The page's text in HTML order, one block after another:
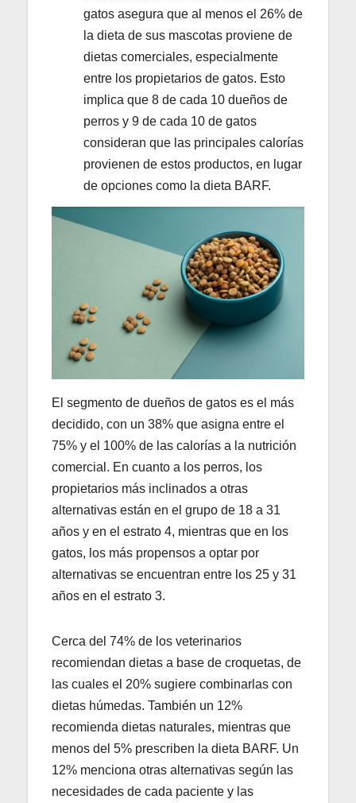
gatos asegura que al menos el 26% de
la dieta de sus mascotas proviene de
dietas comerciales, especialmente
entre los propietarios de gatos. Esto
implica que 8 de cada 10 dueños de
perros y 9 de cada 10 de gatos
consideran que las principales calorías
provienen de estos productos, en lugar
de opciones como la dieta BARF.
El segmento de dueños de gatos es el más
decidido, con un 38% que asigna entre el
75% y el 100% de las calorías a la nutrición
comercial. En cuanto a los perros, los
propietarios más inclinados a otras
alternativas están en el grupo de 18 a 31
años y en el estrato 4, mientras que en los
gatos, los más propensos a optar por
alternativas se encuentran entre los 25 y 31
años en el estrato 3.
Cerca del 74% de los veterinarios
recomiendan dietas a base de croquetas, de
las cuales el 20% sugiere combinarlas con
dietas húmedas. También un 12%
recomienda dietas naturales, mientras que
menos del 5% prescriben la dieta BARF. Un
12% menciona otras alternativas según las
necesidades de cada paciente y las